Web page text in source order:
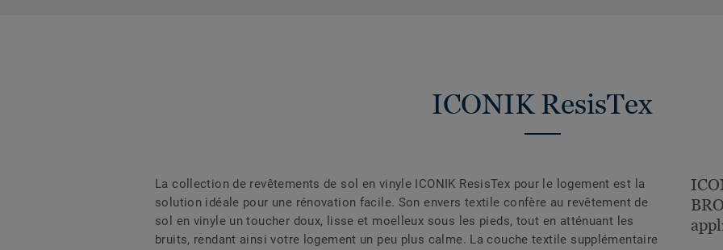
ICONIK ResisTex
La collection de revêtements de sol en vinyle ICONIK ResisTex pour le logement est la
solution idéale pour une rénovation facile. Son envers textile confère au revêtement de
sol en vinyle un toucher doux, lisse et moelleux sous les pieds, tout en atténuant les
bruits, rendant ainsi votre logement un peu plus calme. La couche textile supplémentaire